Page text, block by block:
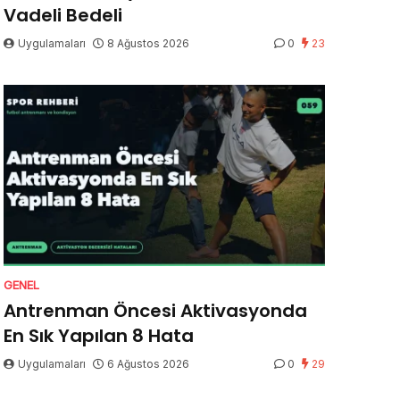
Vadeli Bedeli
Uygulamaları 8 Ağustos 2026 0 23
GENEL
Antrenman Öncesi Aktivasyonda
En Sık Yapılan 8 Hata
Uygulamaları 6 Ağustos 2026 0 29